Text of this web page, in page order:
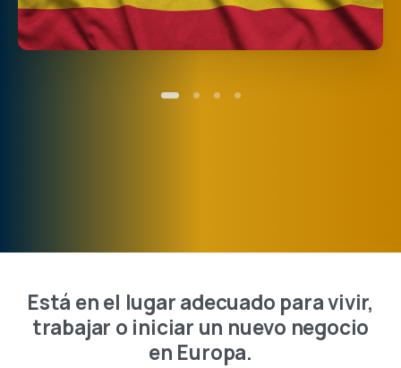
Está en el lugar adecuado para vivir,
trabajar o iniciar un nuevo negocio
en Europa.